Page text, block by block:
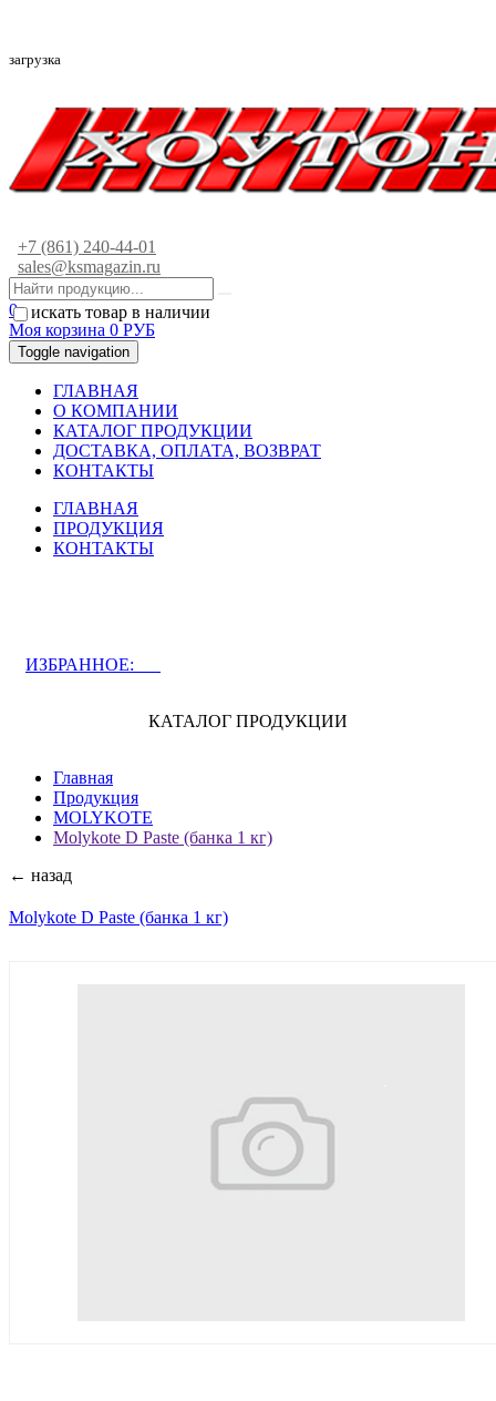
загрузка
+7 (861) 240-44-01
sales@ksmagazin.ru
искать товар в наличии
0
Моя корзина 0 РУБ
Toggle navigation
ГЛАВНАЯ
О КОМПАНИИ
КАТАЛОГ ПРОДУКЦИИ
ДОСТАВКА, ОПЛАТА, ВОЗВРАТ
КОНТАКТЫ
ГЛАВНАЯ
ПРОДУКЦИЯ
КОНТАКТЫ
ИЗБРАННОЕ:
КАТАЛОГ ПРОДУКЦИИ
Главная
Продукция
MOLYKOTE
Molykote D Paste (банка 1 кг)
← назад
Molykote D Paste (банка 1 кг)